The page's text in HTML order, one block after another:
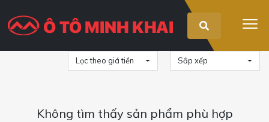
Lọc theo giá tiền Sắp xếp
Không tìm thấy sản phẩm phù hợp